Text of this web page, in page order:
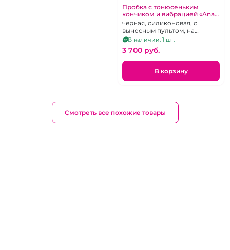
Пробка с тонюсеньким
кончиком и вибрацией «Anal
fantasy» Якорь с 4 режимами
черная, силиконовая, с
выносным пультом, на
кончике 2 шарика
В наличии: 1 шт.
3 700 pуб.
В корзину
Смотреть все похожие товары